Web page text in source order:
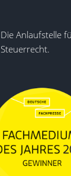
Die Anlaufstelle
Steuerrecht.